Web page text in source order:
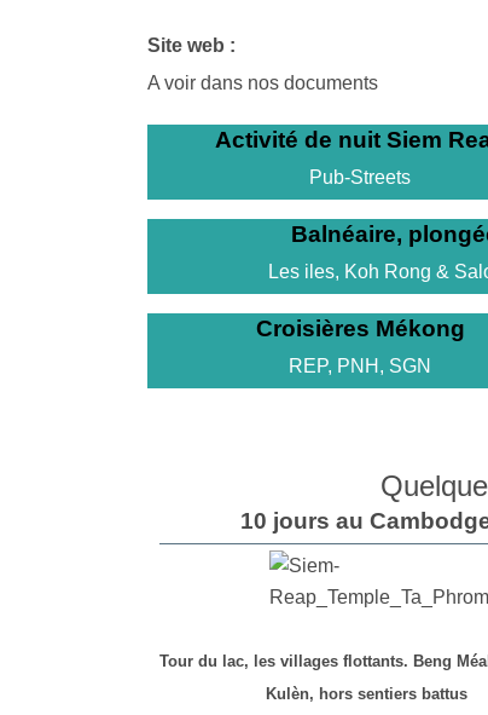
Site web :
A voir dans nos documents
Activité de nuit Siem
Pub-Streets
Balnéaire,
Les iles, Koh Rong &
Croisières Mékong
REP, PNH, SGN
10 jours au
Tour du lac, les villages flottants. Beng
Kulèn, hors sentiers battus